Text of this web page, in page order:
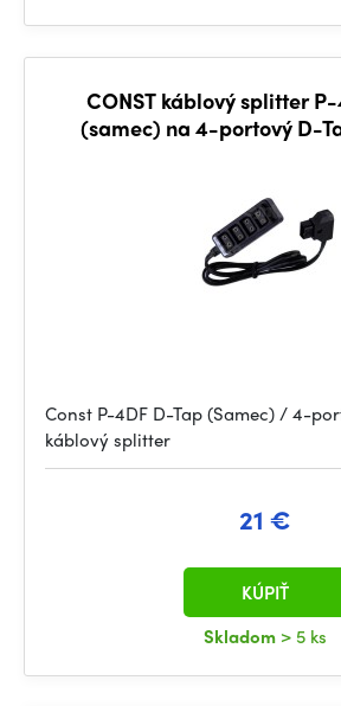
CONST káblový splitter
(samec) na 4-portový D-
Const P-4DF D-Tap (Samec) / 4-
káblový splitter
21 €
Skladom > 5 ks
KÚPIŤ